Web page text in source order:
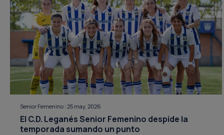
Senior Femenino | 25 may. 2026
El C.D. Leganés Senior Femenino despide la
temporada sumando un punto